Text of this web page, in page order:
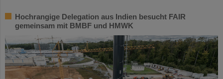
Hochrangige Delegation aus Indien besucht FAIR
gemeinsam mit BMBF und HMWK